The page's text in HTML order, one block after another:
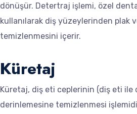
dönüşür. Detertraj işlemi, özel
kullanılarak diş yüzeylerinden plak
temizlenmesini içerir.
Küretaj
Küretaj, diş eti ceplerinin (diş eti ile
derinlemesine temizlenmesi